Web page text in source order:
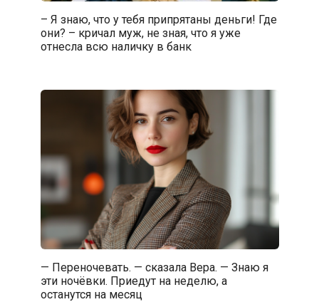
– Я знаю, что у тебя припрятаны деньги! Где
они? – кричал муж, не зная, что я уже
отнесла всю наличку в банк
— Переночевать. — сказала Вера. — Знаю я
эти ночёвки. Приедут на неделю, а
останутся на месяц